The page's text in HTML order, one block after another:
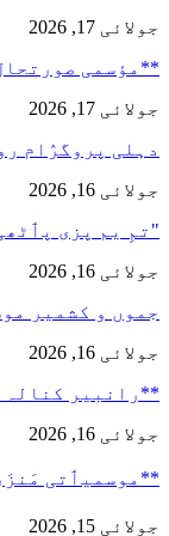
جولائی 17, 2026
**مؤسمی
جولائی 17, 2026
دہلی پروگرٛام
جولائی 16, 2026
"تمِ یم پزی
جولائی 16, 2026
جموں و کشمیر
جولائی 16, 2026
**رانبیر کنالہ مَنٛز ڈبِیو ۱۰ وۄہر
جولائی 16, 2026
**موسمیٲتی
جولائی 15, 2026